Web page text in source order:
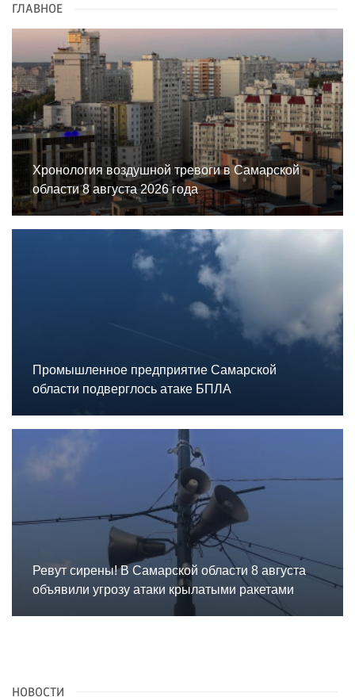
ГЛАВНОЕ
Хронология воздушной тревоги в Самарской
области 8 августа 2026 года
Промышленное предприятие Самарской
области подверглось атаке БПЛА
Ревут сирены! В Самарской области 8 августа
объявили угрозу атаки крылатыми ракетами
НОВОСТИ